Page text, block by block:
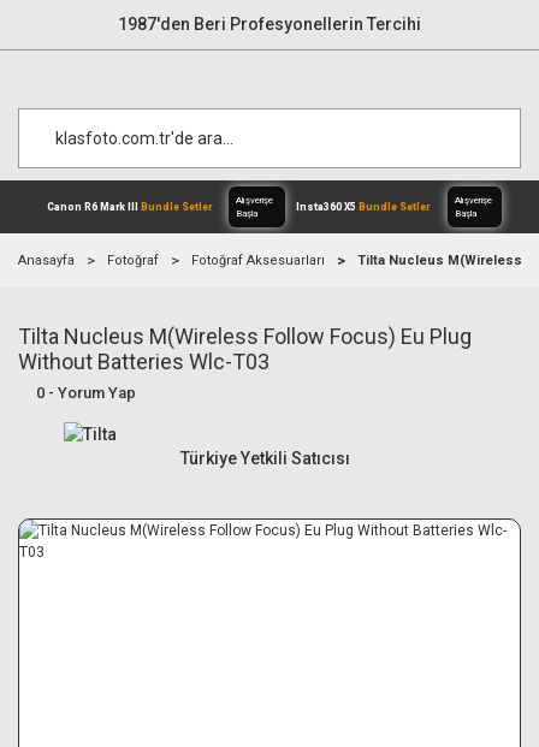
1987'den Beri Profesyonellerin Tercihi
Canon R6 Mark IIIBundle Setler
Alışverişe
Anasayfa Fotoğraf Fotoğraf Aksesuarları Tilta Nucleus M(Wireless
Tilta Nucleus M(Wireless Follow Focus) Eu Plug
Without Batteries Wlc-T03
0 - Yorum Yap
Türkiye Yetkili Satıcısı